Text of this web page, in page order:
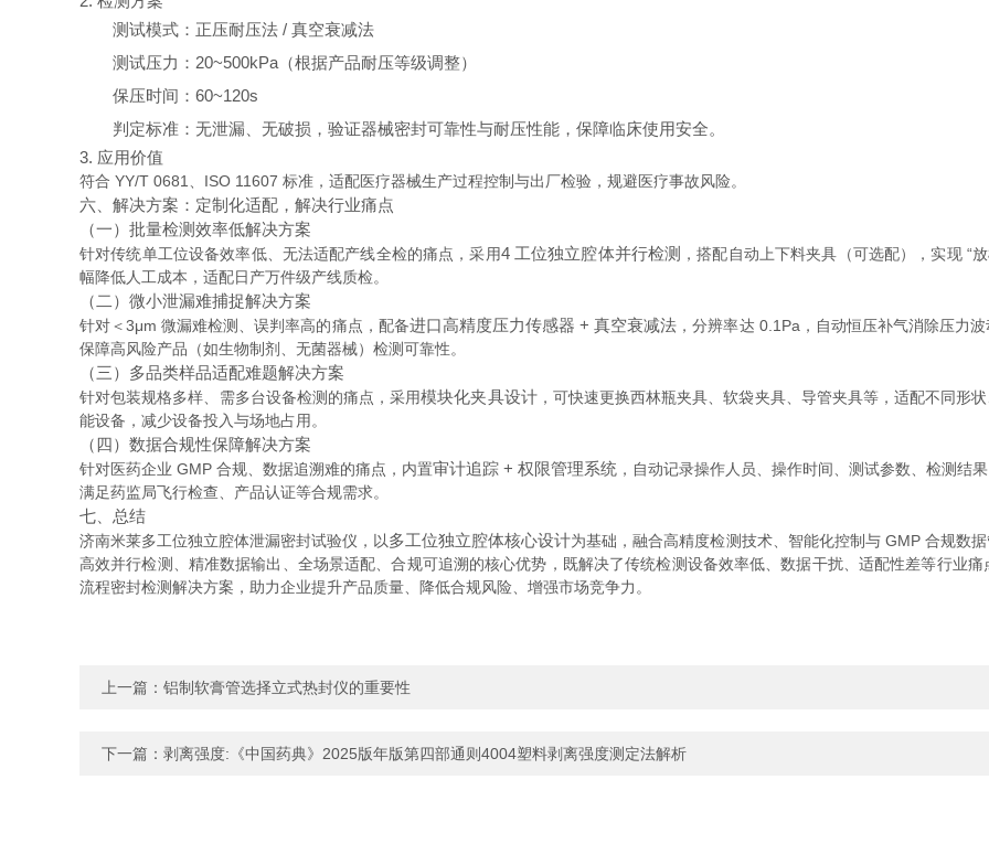
测试模式：正压耐压法 / 真空衰减法
测试压力：20~500kPa（根据产品耐压等级调整）
保压时间：60~120s
判定标准：无泄漏、无破损，验证器械密封可靠性与耐压性能，保障临床使用安全。
3. 应用价值
符合 YY/T 0681、ISO 11607 标准，适配医疗器械生产过程控制与出厂检验，规避医疗事故风险。
六、解决方案：定制化适配，解决行业痛点
（一）批量检测效率低解决方案
针对传统单工位设备效率低、无法适配产线全检的痛点，采用4 工位独立腔体并行检测 ，搭配自动上下料夹具（可选配），实现 “
幅降低人工成本，适配日产万件级产线质检。
（二）微小泄漏难捕捉解决方案
针对＜3μm 微漏难检测、误判率高的痛点，配备进口高精度压力传感器 + 真空衰减法 ，分辨率达 0.1Pa，自动恒压补气消除压力
保障高风险产品（如生物制剂、无菌器械）检测可靠性。
（三）多品类样品适配难题解决方案
针对包装规格多样、需多台设备检测的痛点，采用模块化夹具设计，可快速更换西林瓶夹具、软袋夹具、导管夹具等，适配不同形
能设备，减少设备投入与场地占用。
（四）数据合规性保障解决方案
针对医药企业 GMP 合规、数据追溯难的痛点，内置审计追踪 + 权限管理系统 ，自动记录操作人员、操作时间、测试参数、检测结
满足药监局飞行检查、产品认证等合规需求。
七、总结
济南米莱多工位独立腔体泄漏密封试验仪，以多工位独立腔体核心设计为基础，融合高精度检测技术、智能化控制与 GMP 合规数
高效并行检测、精准数据输出、全场景适配、合规可追溯的核心优势，既解决了传统检测设备效率低、数据干扰、适配性差等行业
流程密封检测解决方案，助力企业提升产品质量、降低合规风险、增强市场竞争力。
上一篇： 铝制软膏管选择立式热封仪的重要性
下一篇： 剥离强度:《中国药典》2025版年版第四部通则4004塑料剥离强度测定法解析